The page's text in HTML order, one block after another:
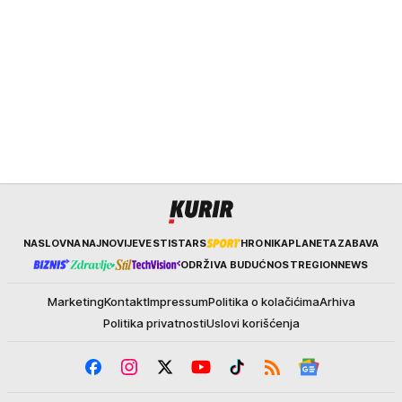
KurirNASLOVNANAJNOVIJEVESTISTARS HRONIKAPLANETAZABAVA
ODRŽIVA BUDUĆNOSTREGIONNEWS
MarketingKontaktImpressumPolitika o kolačićimaArhiva
Politika privatnostiUslovi korišćenja